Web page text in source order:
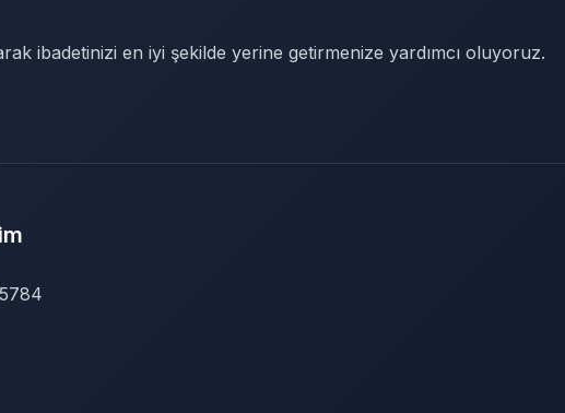
ibadetinizi en iyi şekilde yerine getirmenize yardımcı oluyoruz.